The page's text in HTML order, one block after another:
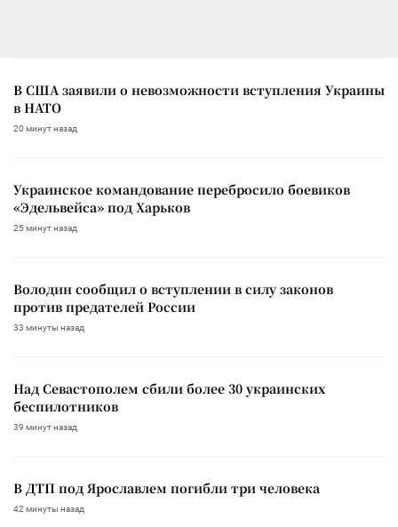
В США заявили о невозможности вступления Украины
в НАТО
20 минут назад
Украинское командование перебросило боевиков
«Эдельвейса» под Харьков
25 минут назад
Володин сообщил о вступлении в силу законов
против предателей России
33 минуты назад
Над Севастополем сбили более 30 украинских
беспилотников
39 минут назад
В ДТП под Ярославлем погибли три человека
42 минуты назад